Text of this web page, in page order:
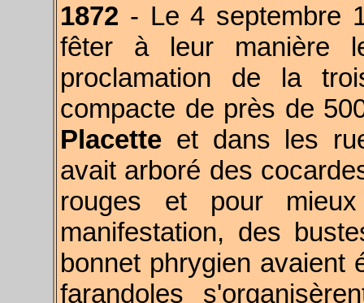
1872 - Le 4 septembre
fêter à leur manière
proclamation de la
compacte de près de
Placette et dans les
avait arboré des
rouges et pour
manifestation, des
bonnet phrygien avaient
farandoles